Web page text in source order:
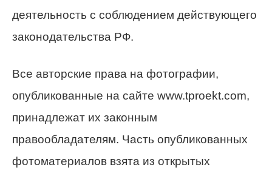
деятельность с соблюдением действующего
законодательства РФ.
Все авторские права на фотографии,
опубликованные на сайте www.tproekt.com,
принадлежат их законным
правообладателям. Часть опубликованных
фотоматериалов взята из открытых